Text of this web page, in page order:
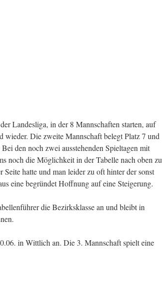
Landesliga, in der 8 Mannschaften starten, auf
Die zweite Mannschaft belegt Platz 7 und
den noch zwei ausstehenden Spieltagen mit
noch die Möglichkeit in der Tabelle nach oben zu
hatte und man leider zu oft hinter der sonst
eine begründet Hoffnung auf eine Steigerung.
die Bezirksklasse an und bleibt in
in Wittlich an. Die 3. Mannschaft spielt eine